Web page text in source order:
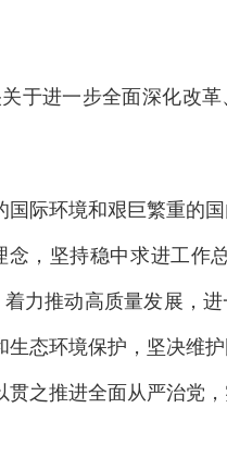
进一步全面深化改革
际环境和艰巨繁重的国
，坚持稳中求进工作
力推动高质量发展，
态环境保护，坚决维
之推进全面从严治党